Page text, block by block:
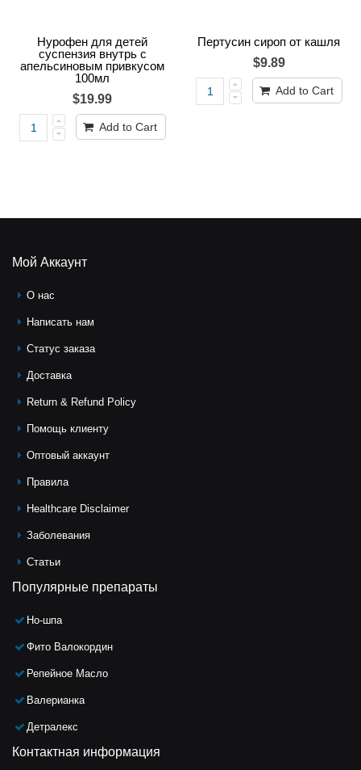
Нурофен для детей
суспензия внутрь с
апельсиновым привкусом
100мл
$19.99
Add to Cart
Пертусин сироп от кашля
$9.89
Add to Cart
Мой Аккаунт
О нас
Написать нам
Статус заказа
Доставка
Return & Refund Policy
Помощь клиeнту
Оптовый аккаунт
Правила
Healthcare Disclaimer
Заболевания
Статьи
Популярные препараты
Но-шпа
Фито Валокордин
Репейное Масло
Валерианка
Детралекс
Контактная информация